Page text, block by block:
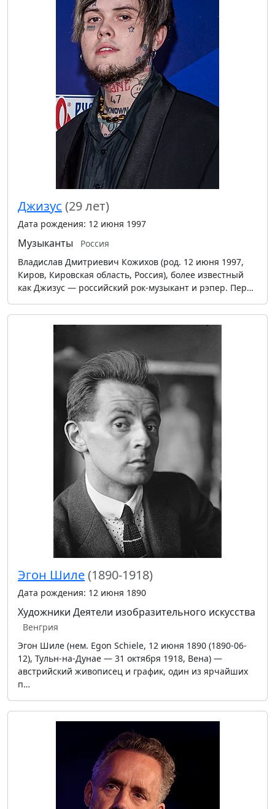
Джизус (29 лет)
Дата рождения: 12 июня 1997
Музыканты
Россия
Владислав Дмитриевич Кожихов (род. 12 июня 1997,
Киров, Кировская область, Россия), более известный
как Джизус — российский рок-музыкант и рэпер. Пер…
Эгон Шиле(1890-1918)
Дата рождения: 12 июня 1890
Художники Деятели изобразительного искусства
Венгрия
Эгон Шиле (нем. Egon Schiele, 12 июня 1890 (1890-06-
12), Тульн-на-Дунае — 31 октября 1918, Вена) —
австрийский живописец и график, один из ярчайших
п…